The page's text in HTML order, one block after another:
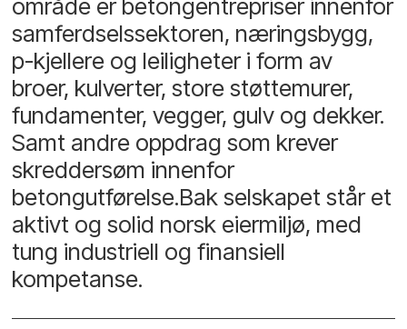
samferdselssektoren, næringsbygg,
p-kjellere og leiligheter i form av
broer, kulverter, store støttemurer,
fundamenter, vegger, gulv og dekker.
Samt andre oppdrag som krever
skreddersøm innenfor
betongutførelse.Bak selskapet står et
aktivt og solid norsk eiermiljø, med
tung industriell og finansiell
kompetanse.